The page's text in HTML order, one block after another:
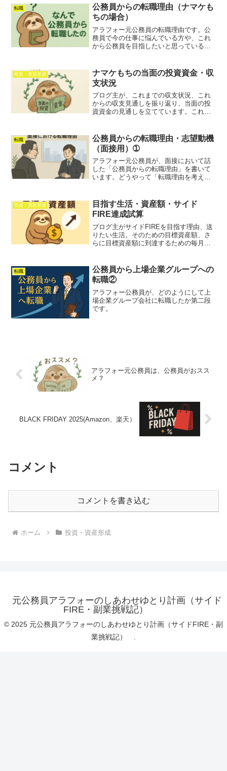
てくださるという方は、読んでいただけ
れば幸いです。
転職
公務員からの転職理由（ナマケも
ちの場合）
アラフォー元公務員の転職理由です。公
務員で今の仕事に悩んでいる方や、これ
から公務員を目指したいと思っている
いです。ただ、私の転職理由を書いてい
ますので、主観が入ること、愚痴っぽい
部分も混ざってしまっています。公務員
の方の息抜きや、公務員職場を知りたい
方の参考になれば幸いです。また、冒頭
でこのブログにおける守秘義務の目安を
投資・資産形成
ナマケもちの当面の投資資金・収
支状況
ブログ主が、これまでの収支状況、これ
からの収支見通しを振り返り、当面の投
資資金の見通しを立てています。これか
す。
転職
公務員からの転職理由・志望動機
（面接用）➀
アラフォー元公務員が、面接において話
した「公務員からの転職理由」を書いて
います。どうやって「転職理由を考えれ
い方も。今の職場や仕事に不安や悩みを
抱えているにとって、少しでもお手伝い
や、応援になれば幸いです。
投資・資産形成
目指す生活・資産額・サイド
FIRE達成試算
ブログ主がサイドFIREを目指す理由、送
りたい生活。そのための目標資産額、さ
らに目標資産額に到達するための毎月の
年まで働くのはちょっと憂鬱だな、サイ
ドFIREって興味あるかも、なんて感じて
いる皆さんの参考になれば幸いです。
転職
公務員から上場企業グループへの
転職②
アラフォー公務員が、どのようにして上
場企業グループ会社に転職したか第二段
です。
アラフォー元公務員は、公務員がおスス
メ？
BLACK FRIDAY 2025(Amazon、楽天）
コメント
コメントを書き込む
ホーム 投資・資産形成
元公務員アラフォーのしあわせゆとり計画（サイド
FIRE・副業挑戦記）
© 2025 元公務員アラフォーのしあわせゆとり計画（サイドFIRE・副
業挑戦記） .